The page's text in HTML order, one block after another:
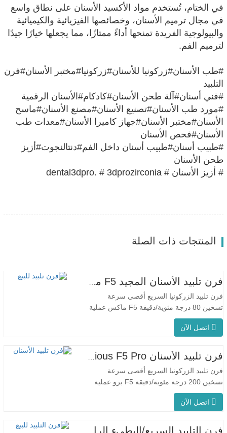
في الختام، تُستخدم مواد الأكسيد الأسنان على نطاق واسع
في مجال ترميم الأسنان، وخصائصها الفيزيائية والكيميائية
والبيولوجية الفريدة تمنحها أداءً ممتازًا، مما يجعلها خيارًا جيدًا
لترميم الفم.
#طب الأسنان#زركونيا للأسنان#زركونيا#مختبر الأسنان#فرن
التلبيد
#فني أسنان#آلة طحن الأسنان#كادكام#الأسنان الرقمية
#مورد طب الأسنان#تصنيع الأسنان#مصنع الأسنان#ماسح
الأسنان#مختبر الأسنان#جهاز كاميرا الأسنان#معدات طب
الأسنان#فحص الأسنان
#طبيب أسنان#طبيب أسنان داخل الفم#دنتالنجوت#أزيز
طحن الأسنان
# أزيز الأسنان # dental3dpro. # 3dprozirconia
المنتجات ذات الصلة
فرن تلبيد الأسنان المجيد F5 ماكس
فرن تلبيد الزركونيا السريع أقصى سرعة
تسخين 80 درجة مئوية/دقيقة F5 ماكس عملية
مبتكرة درجة حرارة الفرن الموحدة يتميز جهاز
360 درجة درجة حرارة موحدة للفرن ونتائج
تلبيد متسقة. مناسبة للتطبيقات المخبرية بفضل
معدل…
اتصل الآن
فرن تلبيد الزركونيا السريع أقصى سرعة
تسخين 200 درجة مئوية/دقيقة F5 برو عملية
360 درجة درجة حرارة موحدة للفرن ونتائج
اتصل الآن